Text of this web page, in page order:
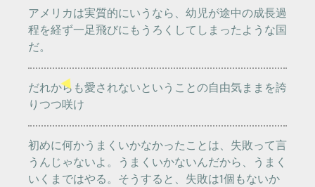
アメリカは実質的にいうなら、幼児が途中の成長過
程を経ず一足飛びにもうろくしてしまったような国
だ。
だれからも愛されないということの自由気ままを誇
りつつ咲け
初めに何かうまくいかなかったことは、失敗って言
うんじゃないよ。うまくいかないんだから、うまく
いくまではやる。そうすると、失敗は1個もないか